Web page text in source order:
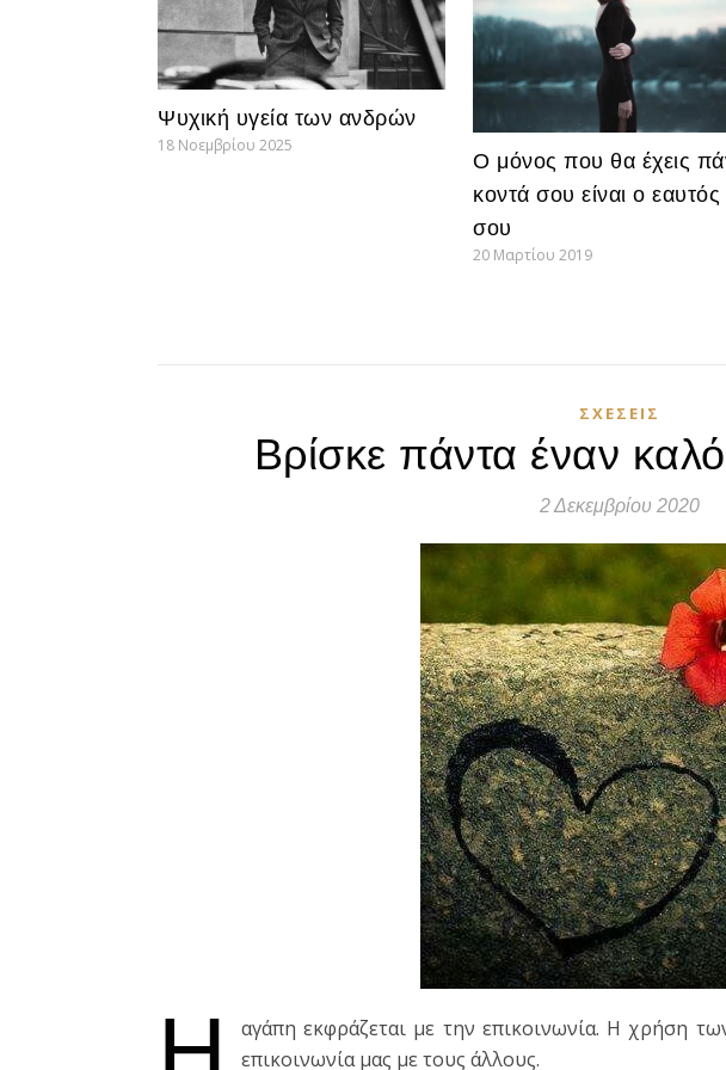
Ψυχική υγεία των ανδρών
18 Νοεμβρίου 2025
Ο μόνος που θα έχεις
κοντά σου είναι ο εαυτός
σου
20 Μαρτίου 2019
ΣΧΈΣΕΙΣ
Βρίσκε πάντα έναν
2 Δεκεμβρίου 2020
αγάπη εκφράζεται με την επικοινωνία. Η χρήση
επικοινωνία μας με τους άλλους.